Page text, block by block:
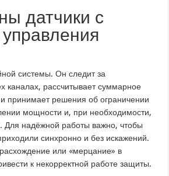
датчики с
системы. Он следит за
каналах, рассчитывает суммарное
принимает решения об ограничении
мощности и, при необходимости,
Для надёжной работы важно, чтобы
синхронно и без искажений.
или «мерцание» в
к некорректной работе защиты.